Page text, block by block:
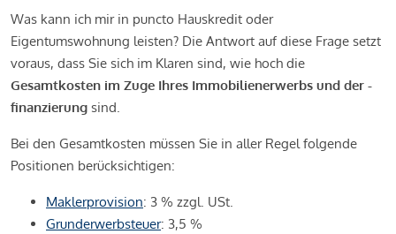
Was kann ich mir in puncto Hauskredit oder
Eigentumswohnung leisten? Die Antwort auf diese Frage setzt
voraus, dass Sie sich im Klaren sind, wie hoch die
Gesamtkosten im Zuge Ihres Immobilienerwerbs und der -
finanzierung sind.
Bei den Gesamtkosten müssen Sie in aller Regel folgende
Positionen berücksichtigen:
Maklerprovision: 3 % zzgl. USt.
Grunderwerbsteuer: 3,5 %